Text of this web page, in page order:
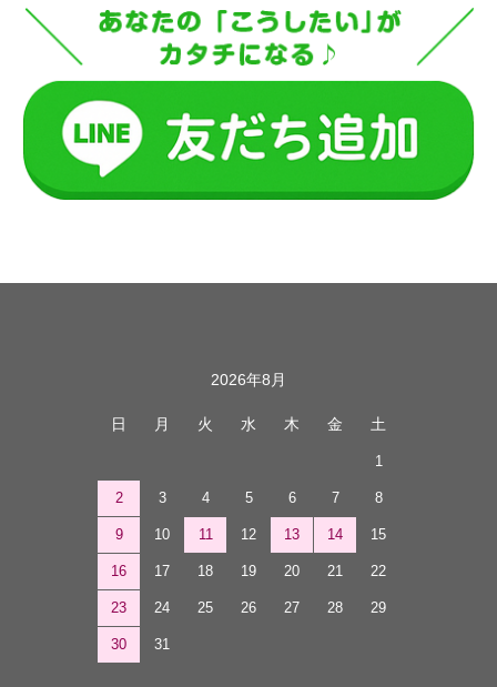
2026年8月
日 月 火 水 木 金 土
1
2 3 4 5 6 7 8
9 10 11 12 13 14 15
16 17 18 19 20 21 22
23 24 25 26 27 28 29
30 31